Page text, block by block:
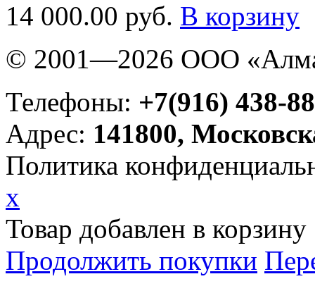
14 000.00 руб. В корзину
© 2001—2026 ООО
Телефоны: +7(916) 438-
Адрес: 141800,
Политика
x
Товар добавлен в корзину
Продолжить покупки